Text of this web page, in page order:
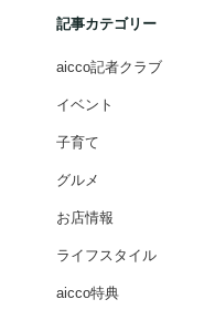
記事カテゴリー
aicco記者クラブ
イベント
子育て
グルメ
お店情報
ライフスタイル
aicco特典